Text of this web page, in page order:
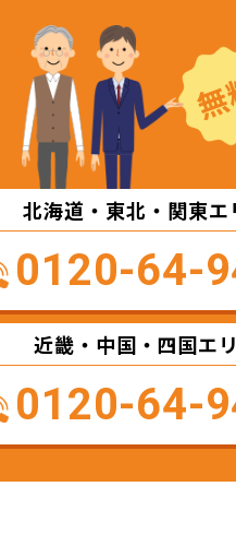
北海道・東北・関東エ
0120-64-
近畿・中国・四国エ
0120-64-